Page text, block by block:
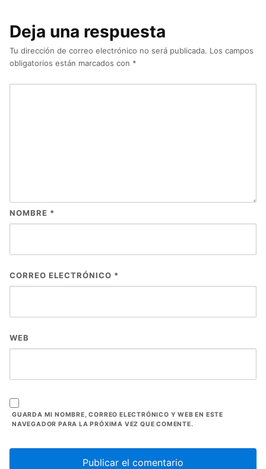
Deja una respuesta
Tu dirección de correo electrónico no será publicada. Los campos
obligatorios están marcados con *
NOMBRE *
CORREO ELECTRÓNICO *
WEB
GUARDA MI NOMBRE, CORREO ELECTRÓNICO Y WEB EN ESTE
NAVEGADOR PARA LA PRÓXIMA VEZ QUE COMENTE.